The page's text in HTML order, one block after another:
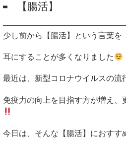
【腸活】
少し前から【腸活】という言葉を
耳にすることが多くなりました
最近は、新型コロナウイルスの流
免疫力の向上を目指す方が増え、
今日は、そんな【腸活】におすす